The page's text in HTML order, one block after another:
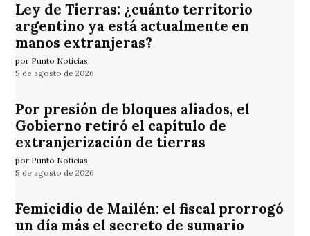
Ley de Tierras: ¿cuánto territorio
argentino ya está actualmente en
manos extranjeras?
por Punto Noticias
5 de agosto de 2026
Por presión de bloques aliados, el
Gobierno retiró el capítulo de
extranjerización de tierras
por Punto Noticias
5 de agosto de 2026
Femicidio de Mailén: el fiscal prorrogó
un día más el secreto de sumario